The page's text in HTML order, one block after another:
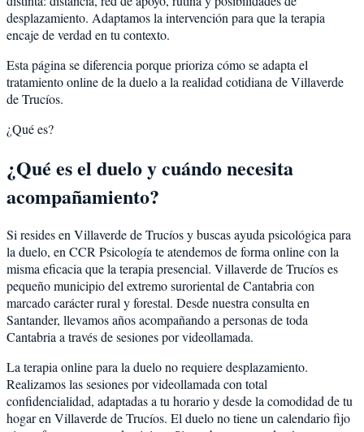
desplazamiento. Adaptamos la intervención para que la terapia
encaje de verdad en tu contexto.
Esta página se diferencia porque prioriza cómo se adapta el
tratamiento online de la duelo a la realidad cotidiana de Villaverde
de Trucíos.
¿Qué es?
¿Qué es el duelo y cuándo necesita
acompañamiento?
Si resides en Villaverde de Trucíos y buscas ayuda psicológica para
la duelo, en CCR Psicología te atendemos de forma online con la
misma eficacia que la terapia presencial. Villaverde de Trucíos es
pequeño municipio del extremo suroriental de Cantabria con
marcado carácter rural y forestal. Desde nuestra consulta en
Santander, llevamos años acompañando a personas de toda
Cantabria a través de sesiones por videollamada.
La terapia online para la duelo no requiere desplazamiento.
Realizamos las sesiones por videollamada con total
confidencialidad, adaptadas a tu horario y desde la comodidad de tu
hogar en Villaverde de Trucíos. El duelo no tiene un calendario fijo